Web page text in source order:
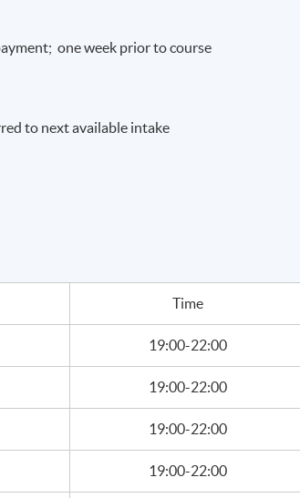
one week prior to course
to next available intake
Time
19:00-22:00
19:00-22:00
19:00-22:00
19:00-22:00